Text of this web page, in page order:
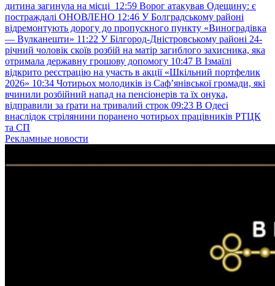
дитина загинула на місці 12:59 Ворог атакував Одещину: є
постраждалі ОНОВЛЕНО 12:46 У Болградському районі
відремонтують дорогу до пропускного пункту «Виноградівка
— Вулканешти» 11:22 У Білгород-Дністровському районі 24-
річний чоловік скоїв розбій на матір загиблого захисника, яка
отримала державну грошову допомогу 10:47 В Ізмаїлі
відкрито реєстрацію на участь в акції «Шкільний портфелик
2026» 10:34 Чотирьох молодиків із Саф’янівської громади, які
вчинили розбійний напад на пенсіонерів та їх онука,
відправили за ґрати на тривалий строк 09:23 В Одесі
внаслідок стрілянини поранено чотирьох працівників РТЦК
та СП
Рекламные новости